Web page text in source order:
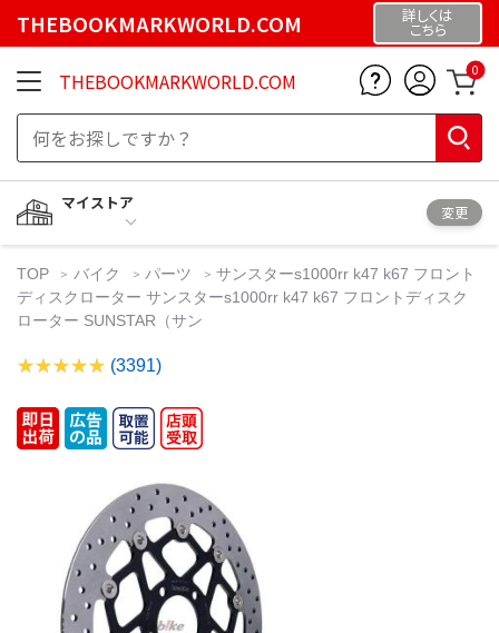
THEBOOKMARKWORLD.COM 詳しくは
こちら
THEBOOKMARKWORLD.COM 0
マイストア
変更
TOP バイク パーツ
サンスターs1000rr k47 k67 フロント
ディスクローター サンスターs1000rr k47 k67 フロントディスク
ローター SUNSTAR（サン
(3391)